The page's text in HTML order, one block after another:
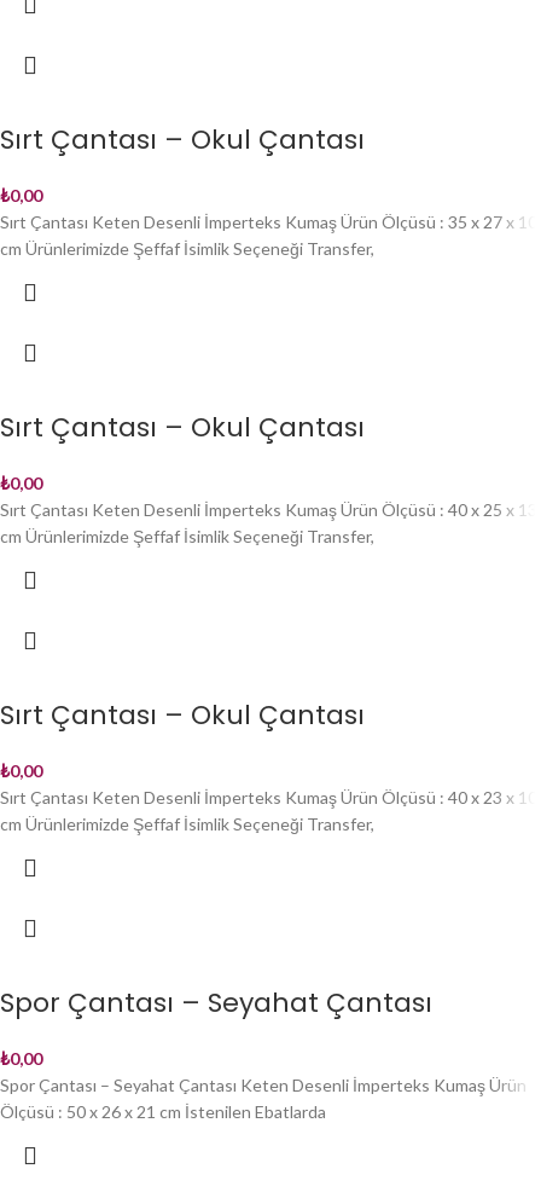
Sırt Çantası – Okul Çantası
₺0,00
Sırt Çantası Keten Desenli İmperteks Kumaş Ürün Ölçüsü : 35 x 27 x 10
cm Ürünlerimizde Şeffaf İsimlik Seçeneği Transfer,
Sırt Çantası – Okul Çantası
₺0,00
Sırt Çantası Keten Desenli İmperteks Kumaş Ürün Ölçüsü : 40 x 25 x 13
cm Ürünlerimizde Şeffaf İsimlik Seçeneği Transfer,
Sırt Çantası – Okul Çantası
₺0,00
Sırt Çantası Keten Desenli İmperteks Kumaş Ürün Ölçüsü : 40 x 23 x 10
cm Ürünlerimizde Şeffaf İsimlik Seçeneği Transfer,
Spor Çantası – Seyahat Çantası
₺0,00
Spor Çantası – Seyahat Çantası Keten Desenli İmperteks Kumaş Ürün
Ölçüsü : 50 x 26 x 21 cm İstenilen Ebatlarda